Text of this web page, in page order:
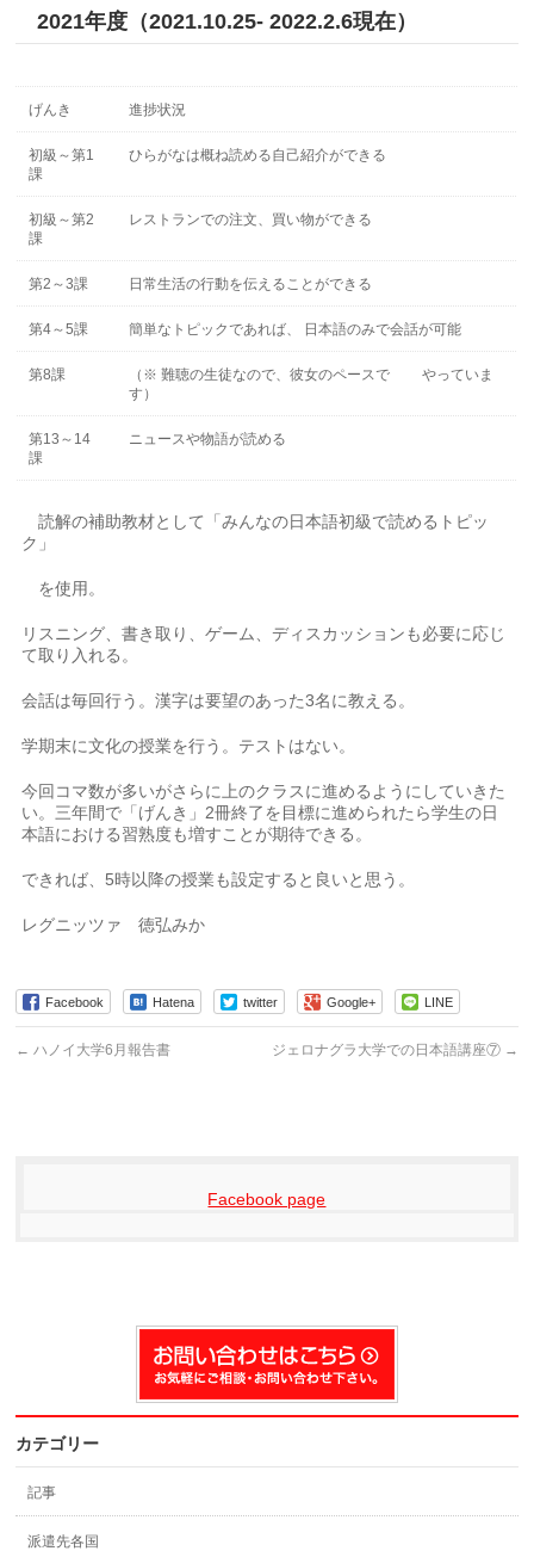
2021年度（2021.10.25- 2022.2.6現在）
げんき 進捗状況
初級～第1
課
ひらがなは概ね読める自己紹介ができる
初級～第2
課
レストランでの注文、買い物ができる
第2～3課 日常生活の行動を伝えることができる
第4～5課 簡単なトピックであれば、 日本語のみで会話が可能
第8課
（※ 難聴の生徒なので、彼女のペースで やっていま
す）
第13～14
課
ニュースや物語が読める
読解の補助教材として「みんなの日本語初級で読めるトピッ
ク」
を使用。
リスニング、書き取り、ゲーム、ディスカッションも必要に応じ
て取り入れる。
会話は毎回行う。漢字は要望のあった3名に教える。
学期末に文化の授業を行う。テストはない。
今回コマ数が多いがさらに上のクラスに進めるようにしていきた
い。三年間で「げんき」2冊終了を目標に進められたら学生の日
本語における習熟度も増すことが期待できる。
できれば、5時以降の授業も設定すると良いと思う。
レグニッツァ 徳弘みか
Facebook Hatena twitter Google+ LINE
← ハノイ大学6月報告書 ジェロナグラ大学での日本語講座⑦ →
Facebook page
カテゴリー
記事
派遣先各国